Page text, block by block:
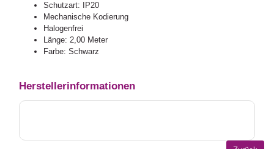
Schutzart: IP20
Mechanische Kodierung
Halogenfrei
Länge: 2,00 Meter
Farbe: Schwarz
Herstellerinformationen